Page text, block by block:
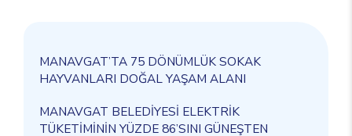
MANAVGAT’TA 75 DÖNÜMLÜK SOKAK
HAYVANLARI DOĞAL YAŞAM ALANI
MANAVGAT BELEDİYESİ ELEKTRİK
TÜKETİMİNİN YÜZDE 86’SINI GÜNEŞTEN